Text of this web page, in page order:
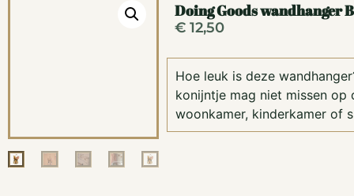
Doing Goods wandhanger
€12,50
Hoe leuk is deze
konijntje mag niet missen op
woonkamer, kinderkamer of